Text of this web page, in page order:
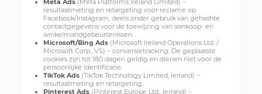
Meta Ads (Meta Platforms Ireland Limited) –
resultaatmeting en retargeting voor reclame op
Facebook/Instagram, deels onder gebruik van gehashte
contactgegevens voor de toewijzing van aankoop- en
winkelmandgebeurtenissen.
Microsoft/Bing Ads (Microsoft Ireland Operations Ltd. /
Microsoft Corp., VS) – conversietracking. De geplaatste
cookies zijn tot 180 dagen geldig en dienen niet voor de
persoonlijke identificatie.
TikTok Ads (TikTok Technology Limited, Ierland) –
resultaatmeting en retargeting.
Pinterest Ads (Pinterest Europe Ltd., Ierland) –